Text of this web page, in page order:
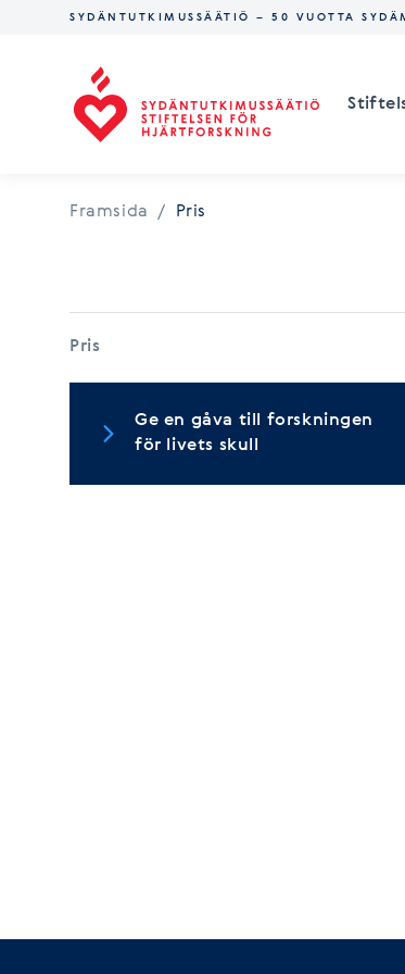
SYDÄNTUTKIMUSSÄÄTIÖ – 50 VUOTTA
Framsida / Pris
Pris
Ge en gåva till forskningen
för livets skull